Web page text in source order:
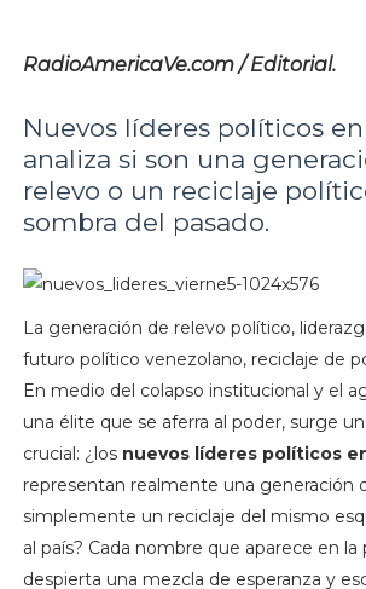
RadioAmericaVe.com / Editorial.
Nuevos líderes políticos
analiza si son una
relevo o un reciclaje
sombra del pasado.
La generación de relevo político,
futuro político venezolano, reciclaje de
En medio del colapso institucional y el
una élite que se aferra al poder, surge
crucial: ¿los nuevos líderes políticos
representan realmente una generación
simplemente un reciclaje del mismo
al país? Cada nombre que aparece en la
despierta una mezcla de esperanza y